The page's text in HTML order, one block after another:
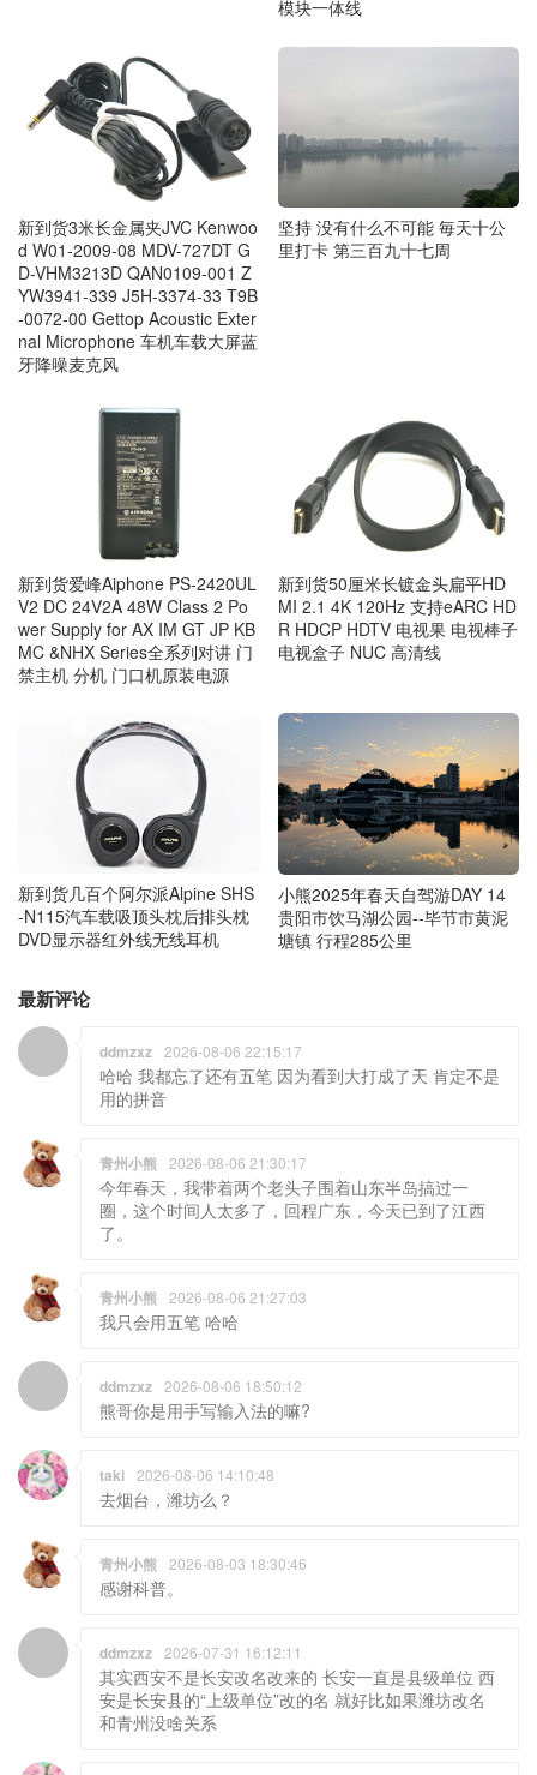
模块一体线
新到货3米长金属夹JVC Kenwoo
d W01-2009-08 MDV-727DT G
D-VHM3213D QAN0109-001 Z
YW3941-339 J5H-3374-33 T9B
-0072-00 Gettop Acoustic Exter
nal Microphone 车机车载大屏蓝
牙降噪麦克风
坚持 没有什么不可能 毎天十公
里打卡 第三百九十七周
新到货爱峰Aiphone PS-2420UL
V2 DC 24V2A 48W Class 2 Po
wer Supply for AX IM GT JP KB
MC &NHX Series全系列对讲 门
禁主机 分机 门口机原装电源
新到货50厘米长镀金头扁平HD
MI 2.1 4K 120Hz 支持eARC HD
R HDCP HDTV 电视果 电视棒子
电视盒子 NUC 高清线
新到货几百个阿尔派Alpine SHS
-N115汽车载吸顶头枕后排头枕
DVD显示器红外线无线耳机
小熊2025年春天自驾游DAY 14
贵阳市饮马湖公园--毕节市黄泥
塘镇 行程285公里
最新评论
ddmzxz 2026-08-06 22:15:17
哈哈 我都忘了还有五笔 因为看到大打成了天 肯定不是
用的拼音
青州小熊 2026-08-06 21:30:17
今年春天，我带着两个老头子围着山东半岛搞过一
圈，这个时间人太多了，回程广东，今天已到了江西
了。
青州小熊 2026-08-06 21:27:03
我只会用五笔 哈哈
ddmzxz 2026-08-06 18:50:12
熊哥你是用手写输入法的嘛?
taki 2026-08-06 14:10:48
去烟台，潍坊么？
青州小熊 2026-08-03 18:30:46
感谢科普。
ddmzxz 2026-07-31 16:12:11
其实西安不是长安改名改来的 长安一直是县级单位 西
安是长安县的“上级单位”改的名 就好比如果潍坊改名
和青州没啥关系